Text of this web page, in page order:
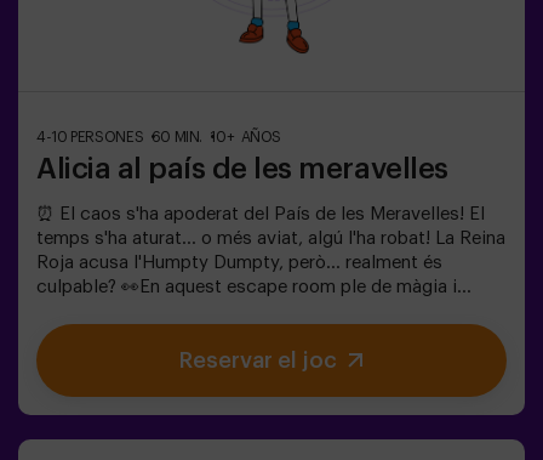
4-10 PERSONES 60 MIN. 10+ AÑOS
Alicia al país de les meravelles
⏰ El caos s'ha apoderat del País de les Meravelles! El
temps s'ha aturat... o més aviat, algú l'ha robat! La Reina
Roja acusa l'Humpty Dumpty, però... realment és
culpable? 👀En aquest escape room ple de màgia i
enigmes absurds (com els que li agraden al Barreter).🔹
Enfrontar-te a personatges icònics (compte amb la
Reina de Cors!).🔹 Trobar el temps perdut abans que el
Reservar el joc